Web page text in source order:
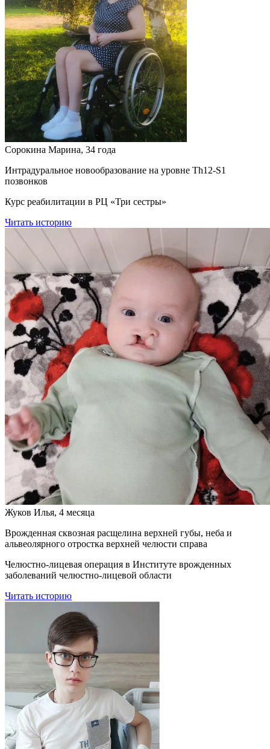
Сорокина Марина, 34 года
Интрадуральное новообразование на уровне Th12-S1
позвонков
Курс реабилитации в РЦ «Три сестры»
Читать историю
Жуков Илья, 4 месяца
Врожденная сквозная расщелина верхней губы, неба и
альвеолярного отростка верхней челюсти справа
Челюстно-лицевая операция в Институте врожденных
заболеваний челюстно-лицевой области
Читать историю